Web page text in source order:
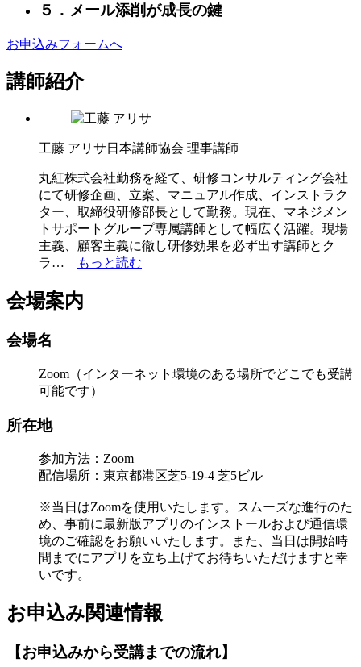
５．メール添削が成長の鍵
お申込みフォームへ
講師紹介
工藤 アリサ 日本講師協会 理事講師
丸紅株式会社勤務を経て、研修コンサルティング会社
にて研修企画、立案、マニュアル作成、インストラク
ター、取締役研修部長として勤務。現在、マネジメン
トサポートグループ専属講師として幅広く活躍。現場
主義、顧客主義に徹し研修効果を必ず出す講師とク
ラ…
もっと読む
会場案内
会場名
Zoom（インターネット環境のある場所でどこでも受講
可能です）
所在地
参加方法：Zoom
配信場所：東京都港区芝5-19-4 芝5ビル
※当日はZoomを使用いたします。スムーズな進行のた
め、事前に最新版アプリのインストールおよび通信環
境のご確認をお願いいたします。また、当日は開始時
間までにアプリを立ち上げてお待ちいただけますと幸
いです。
お申込み関連情報
【お申込みから受講までの流れ】